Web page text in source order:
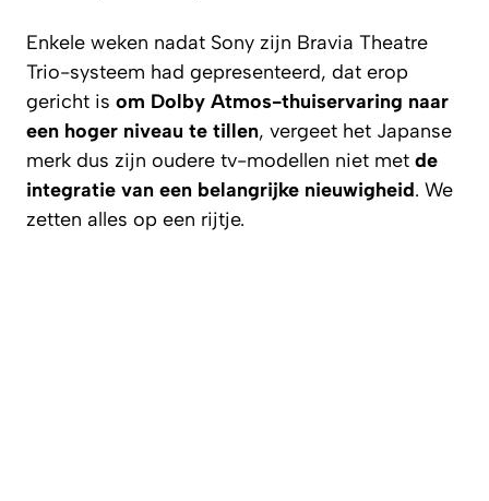
Enkele weken nadat Sony zijn Bravia Theatre
Trio-systeem had gepresenteerd, dat erop
gericht is om Dolby Atmos-thuiservaring naar
een hoger niveau te tillen, vergeet het Japanse
merk dus zijn oudere tv-modellen niet met de
integratie van een belangrijke nieuwigheid. We
zetten alles op een rijtje.